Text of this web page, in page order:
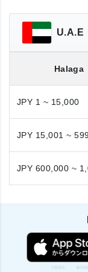
U.A.E
Halaga
JPY 1 ~ 15,000
JPY 15,001 ~
JPY 600,000 ~